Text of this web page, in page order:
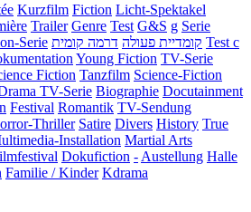
Kurzfilm Fiction Licht-Spektakel
Trailer Genre Test G&S g Serie
Serie קומדיית פעולה דרמה קומית
Test c
Young Fiction TV-Serie
Fiction Tanzfilm Science-Fiction
TV-Serie Biographie Docutainment
Festival Romantik TV-Sendung
Thriller Satire Divers History True
Installation Martial Arts
Dokufiction - Austellung Halle
Familie / Kinder Kdrama